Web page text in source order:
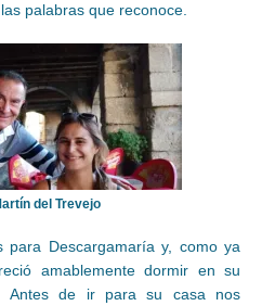
palabras que reconoce.
del Trevejo
para Descargamaría y, como ya
amablemente dormir en su
Antes de ir para su casa nos